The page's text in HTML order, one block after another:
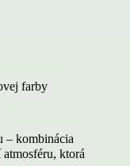
farby
– kombinácia
ktorá